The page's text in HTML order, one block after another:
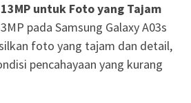
untuk Foto yang Tajam
pada Samsung Galaxy A03s
foto yang tajam dan detail,
pencahayaan yang kurang